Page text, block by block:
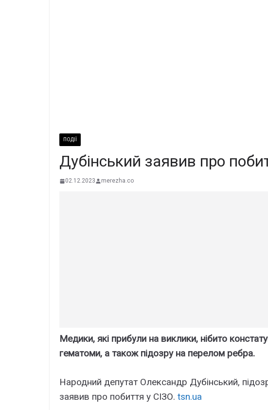
ПОДІЇ
Дубінський заявив про
02.12.2023 merezha.co
Медики, які прибули на виклики, нібито
гематоми, а також підозру на перелом ребра.
Народний депутат Олександр Дубінський,
заявив про побиття у СІЗО. tsn.ua